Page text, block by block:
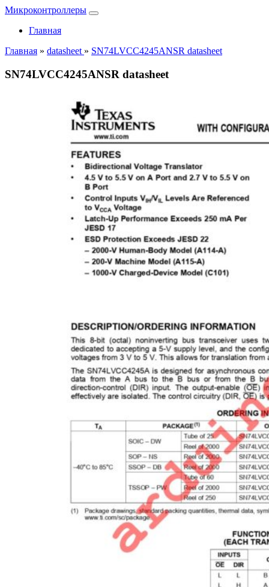
Микроконтроллеры
Главная
Главная » datasheet » SN74LVCC4245ANSR datasheet
SN74LVCC4245ANSR datasheet